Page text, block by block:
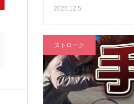
2025.12.5
ストローク